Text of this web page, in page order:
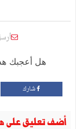
هل أعجبك
شارك
أضف تعليق على